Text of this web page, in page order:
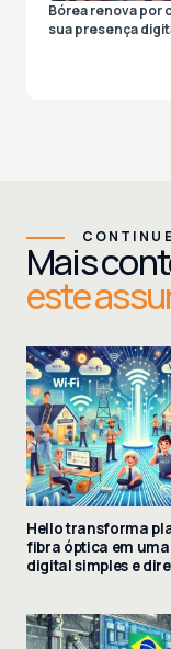
Bórea renova por
sua presença
Mais
este
Hello transforma
fibra óptica em
digital simples e